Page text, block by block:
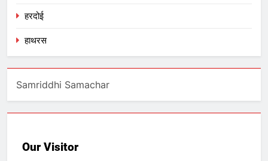
हरदोई
हाथरस
Samriddhi Samachar
Our Visitor